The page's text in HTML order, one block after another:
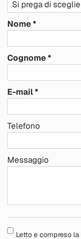
Nome
Cognome
E-mail
Telefono
Messaggio
Letto e compreso la